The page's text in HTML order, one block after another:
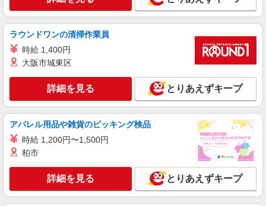
株式会社シエロ
携帯販売スタッフ【au】
月給259200円〜300000円（経験・能力によ
る） ※残業手当別途支給 ※研修期間6か月・時給
万円支給(規定有) お友達を紹介頂くと, インセンテ
ィブ支給(規定有) ゜・。○。・゜+゜・。○。・゜
+゜
熊本県熊本市中央区の家電量販店
キープ 詳細を見る
株式会社シエロ
人気機種に詳しくなれる携帯販売
時給1400円〜1450円（経験・能力による） ※
残業代支給 ★交通費別途支給（規定あり） ゜
+゜・。○。・゜+゜・。○。・゜+゜ 入社祝い金10
万円支給(規定有) お友達を紹介頂くと, インセンテ
熊本県熊本市中央区の家電量販店
ラウンドワンの清掃作業員
時給 1,400円
大阪市城東区
詳細を見る とりあえずキープ
アパレル用品や雑貨のピッキング検品
時給 1,200円〜1,500円
柏市
詳細を見る とりあえずキープ